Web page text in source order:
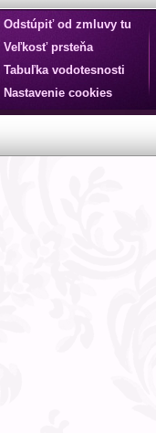
Odstúpiť od zmluvy tu
Veľkosť prsteňa
Tabuľka vodotesnosti
Nastavenie cookies